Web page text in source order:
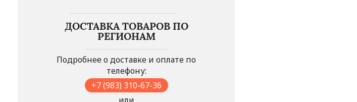
ДОСТАВКА ТОВАРОВ ПО
РЕГИОНАМ
Подробнее о доставке и оплате по
телефону:
+7 (983) 310-67-36